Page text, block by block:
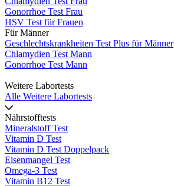
Gonorrhoe Test Frau
HSV Test für Frauen
Für Männer
Geschlechtskrankheiten Test Plus für Männer
Chlamydien Test Mann
Gonorrhoe Test Mann
Weitere Labortests
Alle Weitere Labortests
Nährstofftests
Mineralstoff Test
Vitamin D Test
Vitamin D Test Doppelpack
Eisenmangel Test
Omega-3 Test
Vitamin B12 Test